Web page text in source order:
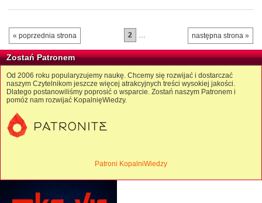
« poprzednia strona następna strona »
2 …
Zostań Patronem
Od 2006 roku popularyzujemy naukę. Chcemy się rozwijać i dostarczać
naszym Czytelnikom jeszcze więcej atrakcyjnych treści wysokiej jakości.
Dlatego postanowiliśmy poprosić o wsparcie. Zostań naszym Patronem i
pomóż nam rozwijać KopalnięWiedzy.
Patroni KopalniWiedzy